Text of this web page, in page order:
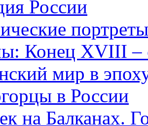
России
Конец XVIII –
мир в
в России
на Балканах.